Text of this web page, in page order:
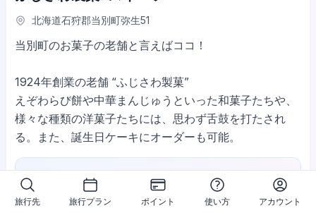
北海道石狩郡当別町弥生51
当別町のお菓子の老舗と言えばココ！
1924年創業の老舗 “ふじさわ製菓”
えぞわらび餅や中華まんじゅうといった和菓子たちや、
様々な種類の洋菓子たちには、思わず舌鼓を打たされ
る。また、誕生日ケーキにオーダーも可能。
営業時間：
[5月～9月]9：00～18：30
[10月～4月]9：00～18：00
旅行先 旅行プラン ポイント 使い方 アカウント